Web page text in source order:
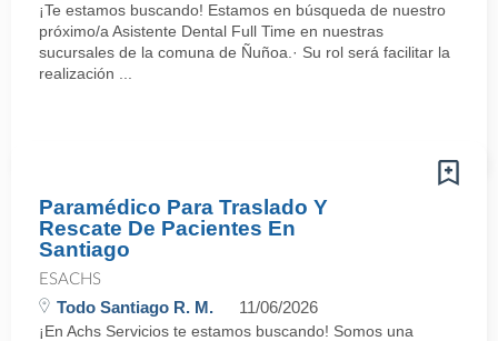
¡Te estamos buscando! Estamos en búsqueda de nuestro
próximo/a Asistente Dental Full Time en nuestras
sucursales de la comuna de Ñuñoa.· Su rol será facilitar la
realización ...
Paramédico Para Traslado Y
Rescate De Pacientes En
Santiago
ESACHS
Todo Santiago R. M. 11/06/2026
¡En Achs Servicios te estamos buscando! Somos una